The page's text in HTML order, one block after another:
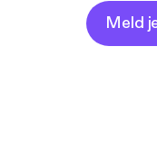
Meld